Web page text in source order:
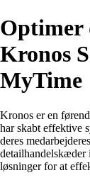
Optimer
Kronos
MyTime
Kronos er en
har skabt effektive
deres
detailhandelskæder
løsninger for at